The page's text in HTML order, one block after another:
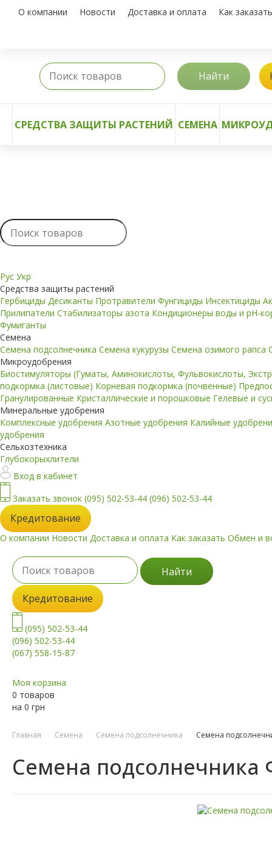
О компании Новости Доставка и оплата Как заказать
Найти
СРЕДСТВА ЗАЩИТЫ РАСТЕНИЙ СЕМЕНА
Рус Укр
Средства защиты растений
Гербициды Десиканты Протравители Фунгициды Инсектициды
Прилипатели Стабилизаторы азота Кондиционеры воды и pH-
Фумиганты
Семена
Семена подсолнечника Семена кукурузы Семена озимого рапса
Микроудобрения
Биостимуляторы (Гуматы, Аминокислоты, Фульвокислоты,
подкормка (листовые) Корневая подкормка (почвенные)
Гранулированные Кристаллические и порошковые Гелевые и
Минеральные удобрения
Комплексные удобрения Азотные удобрения Калийные
удобрения
Сельхозтехника
Глубокорыхлители
Вход в кабинет
Заказать звонок (095) 502-53-44 (096) 502-53-44
Кредитование
О компании Новости Доставка и оплата Как заказать Обмен и
Найти
Кредитование
(095) 502-53-44
(096) 502-53-44
(067) 558-15-87
Моя корзина
0 товаров
на 0 грн
Главная Семена Семена подсолнечника Семена
Семена подсолнечника